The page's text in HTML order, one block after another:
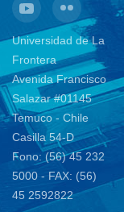
Universidad de La
Frontera
Avenida Francisco
Salazar #01145
Temuco - Chile
Casilla 54-D
Fono: (56) 45 232
5000 - FAX: (56)
45 2592822